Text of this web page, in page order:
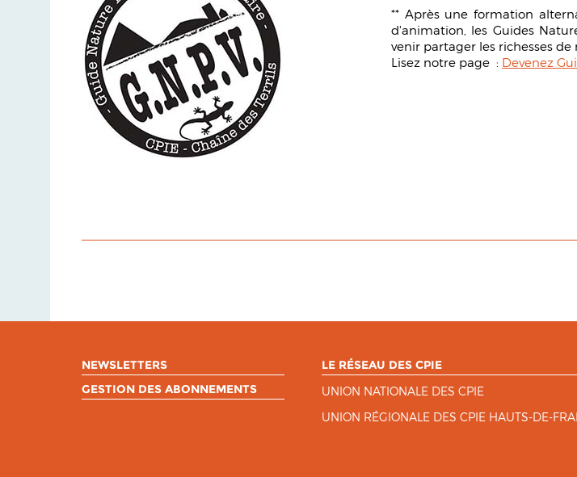
** Après une formation
d'animation, les Guides
venir partager les richesses de
Lisez notre page : Devenez
NEWSLETTERS
GESTION DES ABONNEMENTS
LE RÉSEAU DES CPIE
UNION NATIONALE DES CPIE
UNION RÉGIONALE DES CPIE HAUTS-DE-